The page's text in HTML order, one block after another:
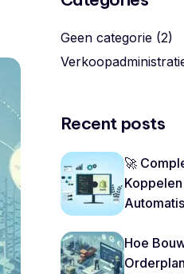
Geen categorie (2)
Recent posts
🚀
Hoe